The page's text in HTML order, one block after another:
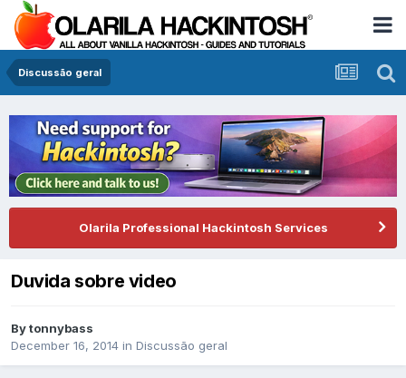
Discussão geral
Olarila Professional Hackintosh Services
Duvida sobre video
Bytonnybass
December 16, 2014 in Discussão geral